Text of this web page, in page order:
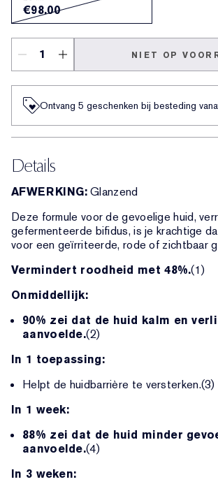
€98.00
NIET OP
Ontvang 5 geschenken bij besteding
Details
AFWERKING:Glanzend
Deze formule voor de gevoelige huid,
gefermenteerde bifidus, is je krachtige
voor een geïrriteerde, rode of zichtbaar
Vermindert roodheid met 48%.(1)
Onmiddellijk:
90% zei dat de huid kalm en
aanvoelde.(2)
In 1 toepassing:
Helpt de huidbarrière te versterken.(3)
In 1 week:
88% zei dat de huid minder
aanvoelde.(4)
In 3 weken: